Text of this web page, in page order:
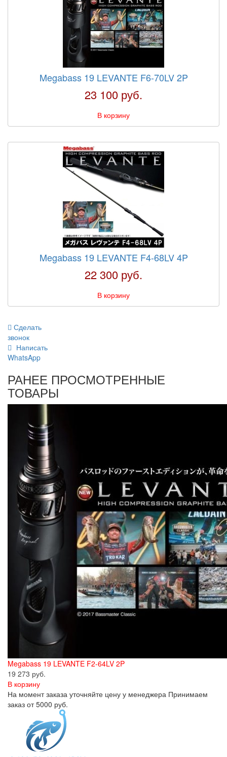
Megabass 19 LEVANTE F6-70LV 2P
23 100 руб.
В корзину
Megabass 19 LEVANTE F4-68LV 4P
22 300 руб.
В корзину
Сделать
звонок
Написать
WhatsApp
РАНЕЕ ПРОСМОТРЕННЫЕ
ТОВАРЫ
Megabass 19 LEVANTE F2-64LV 2P
19 273 руб.
В корзину
На момент заказа уточняйте цену у менеджера Принимаем
заказ от 5000 руб.